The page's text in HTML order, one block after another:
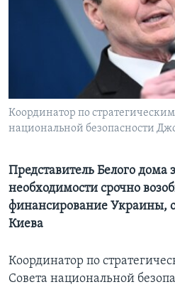
Learning English
СОЦИАЛЬНЫЕ СЕТИ
Языки
Координатор по
национальной безопасности
Представитель Белого дома
необходимости срочно
финансирование Украины,
Киева
Координатор по
Совета национальной